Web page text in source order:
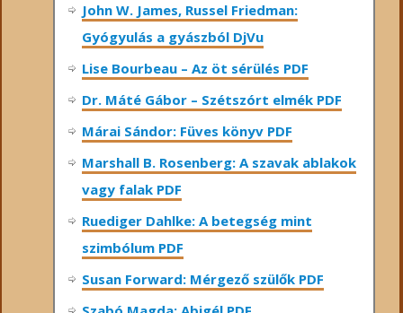
John W. James, Russel Friedman:
Gyógyulás a gyászból DjVu
Lise Bourbeau – Az öt sérülés PDF
Dr. Máté Gábor – Szétszórt elmék PDF
Márai Sándor: Füves könyv PDF
Marshall B. Rosenberg: A szavak ablakok
vagy falak PDF
Ruediger Dahlke: A betegség mint
szimbólum PDF
Susan Forward: Mérgező szülők PDF